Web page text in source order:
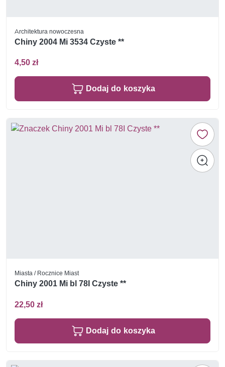
Architektura nowoczesna
Chiny 2004 Mi 3534 Czyste **
4,50 zł
Dodaj do koszyka
Miasta / Rocznice Miast
Chiny 2001 Mi bl 78I Czyste **
22,50 zł
Dodaj do koszyka